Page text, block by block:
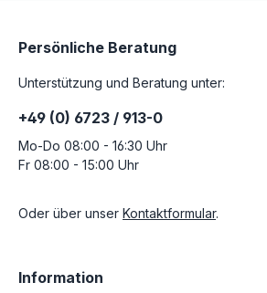
Persönliche Beratung
Unterstützung und Beratung unter:
+49 (0) 6723 / 913-0
Mo-Do 08:00 - 16:30 Uhr
Fr 08:00 - 15:00 Uhr
Oder über unser Kontaktformular.
Information